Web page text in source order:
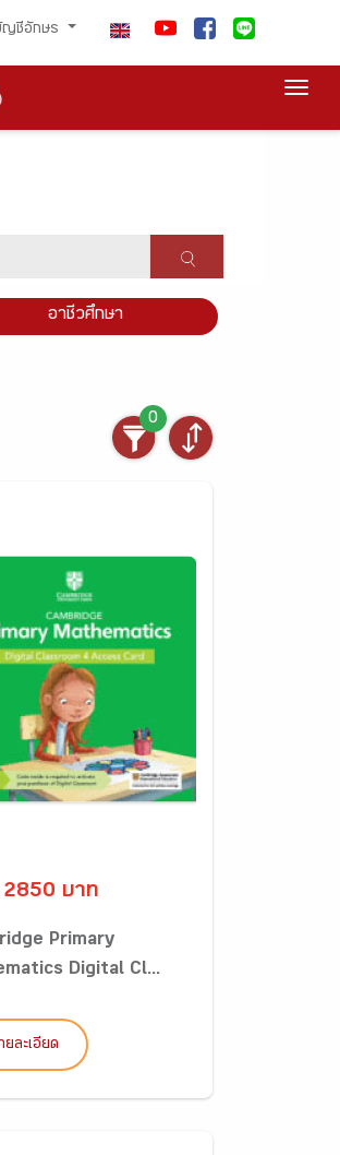
ญชีอักษร
อาชีวศึกษา
0
2850 บาท
Primary
Digital Cl...
ยละเอียด